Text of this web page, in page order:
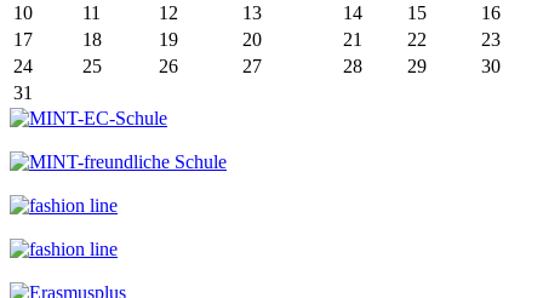
10
11 12 13 14 15
16
17
18 19 20 21 22
23
24
25 26 27 28 29
30
31